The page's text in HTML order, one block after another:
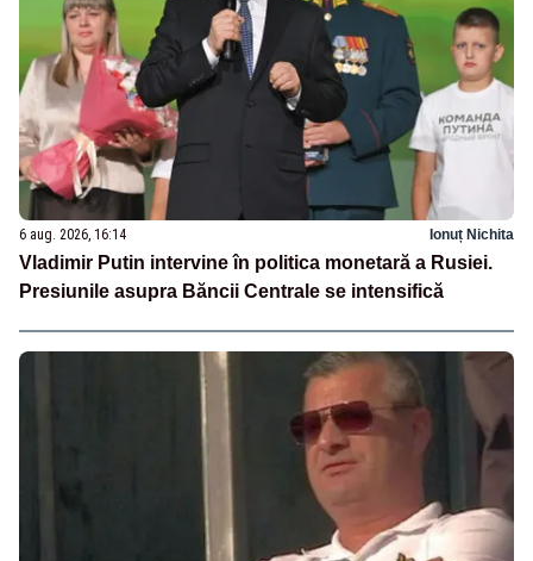
6 aug. 2026, 16:14 Ionuț Nichita
Vladimir Putin intervine în politica monetară a Rusiei.
Presiunile asupra Băncii Centrale se intensifică